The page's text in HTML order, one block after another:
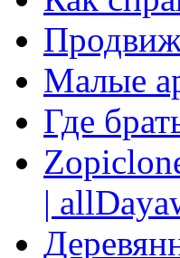
Малые
Где
|